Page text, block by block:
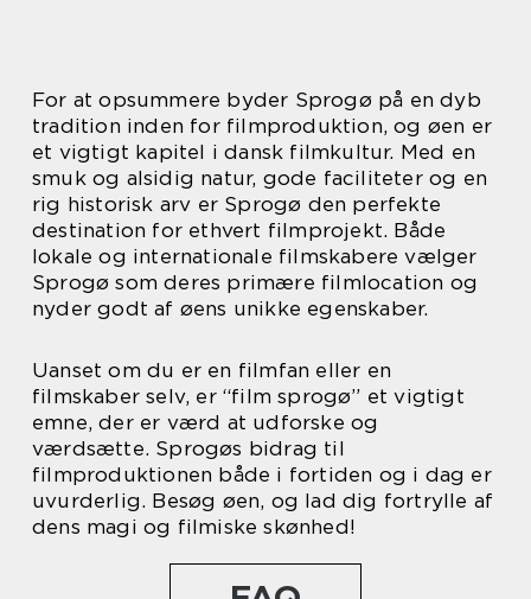
For at opsummere byder Sprogø på en dyb
tradition inden for filmproduktion, og øen er
et vigtigt kapitel i dansk filmkultur. Med en
smuk og alsidig natur, gode faciliteter og en
rig historisk arv er Sprogø den perfekte
destination for ethvert filmprojekt. Både
lokale og internationale filmskabere vælger
Sprogø som deres primære filmlocation og
nyder godt af øens unikke egenskaber.
Uanset om du er en filmfan eller en
filmskaber selv, er “film sprogø” et vigtigt
emne, der er værd at udforske og
værdsætte. Sprogøs bidrag til
filmproduktionen både i fortiden og i dag er
uvurderlig. Besøg øen, og lad dig fortrylle af
dens magi og filmiske skønhed!